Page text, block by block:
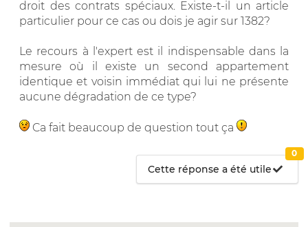
droit des contrats spéciaux. Existe-t-il un article
particulier pour ce cas ou dois je agir sur 1382?
Le recours à l'expert est il indispensable dans la
mesure où il existe un second appartement
identique et voisin immédiat qui lui ne présente
aucune dégradation de ce type?
Ca fait beaucoup de question tout ça
Cette réponse a été utile
0